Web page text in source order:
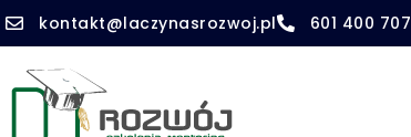
kontakt@laczynasrozwoj.pl 601 400 707